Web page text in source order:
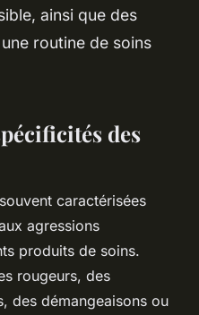
ainsi que des
routine de soins
des
caractérisées
agressions
produits de soins.
rougeurs, des
des démangeaisons ou